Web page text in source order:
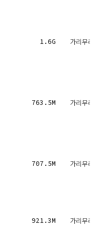
1.6G 가리무레
763.5M 가리무레
707.5M 가리무레
921.3M 가리무레